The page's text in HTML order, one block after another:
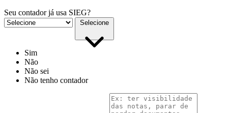
Seu contador já usa SIEG?
Selecione
Sim
Não
Não sei
Não tenho contador